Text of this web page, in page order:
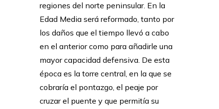
regiones del norte peninsular. En la
Edad Media será reformado, tanto por
los daños que el tiempo llevó a cabo
en el anterior como para añadirle una
mayor capacidad defensiva. De esta
época es la torre central, en la que se
cobraría el pontazgo, el peaje por
cruzar el puente y que permitía su